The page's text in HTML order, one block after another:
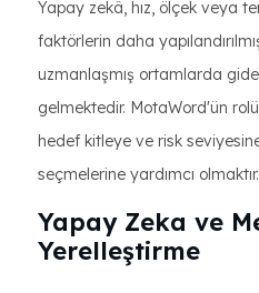
Yapay zekâ, hız, ölçek veya
faktörlerin daha
uzmanlaşmış ortamlarda
gelmektedir. MotaWord'ün
hedef kitleye ve risk
seçmelerine yardımcı olmaktır.
Yapay Zeka ve
Yerelleştirme